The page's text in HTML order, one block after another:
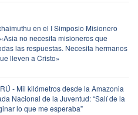
en el I Simposio Misionero
no necesita misioneros que
las respuestas. Necesita hermanos
lleven a Cristo»
- Mil kilómetros desde la Amazonia
Nacional de la Juventud: “Salí de la
lo que me esperaba”